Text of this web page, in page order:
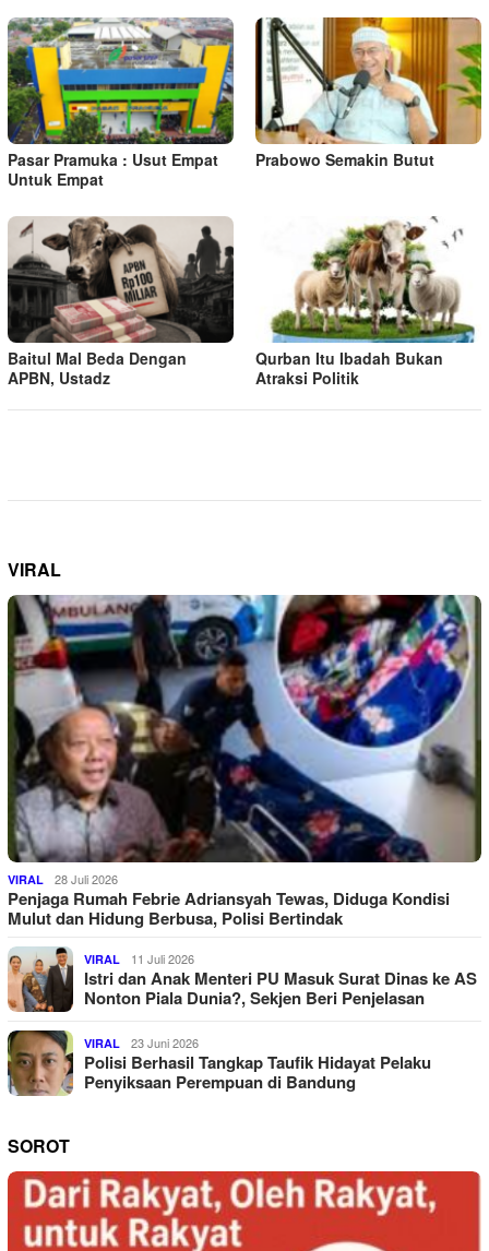
Pasar Pramuka : Usut Empat
Untuk Empat
Prabowo Semakin Butut
Baitul Mal Beda Dengan
APBN, Ustadz
Qurban Itu Ibadah Bukan
Atraksi Politik
VIRAL
VIRAL 28 Juli 2026
Penjaga Rumah Febrie Adriansyah Tewas, Diduga Kondisi
Mulut dan Hidung Berbusa, Polisi Bertindak
VIRAL 11 Juli 2026
Istri dan Anak Menteri PU Masuk Surat Dinas ke AS
Nonton Piala Dunia?, Sekjen Beri Penjelasan
VIRAL 23 Juni 2026
Polisi Berhasil Tangkap Taufik Hidayat Pelaku
Penyiksaan Perempuan di Bandung
SOROT